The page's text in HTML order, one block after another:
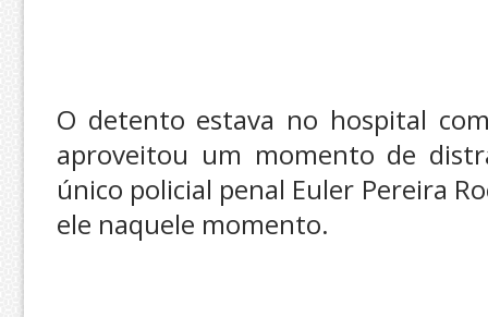
O detento estava no hospital
aproveitou um momento de
único policial penal Euler Pereira
ele naquele momento.